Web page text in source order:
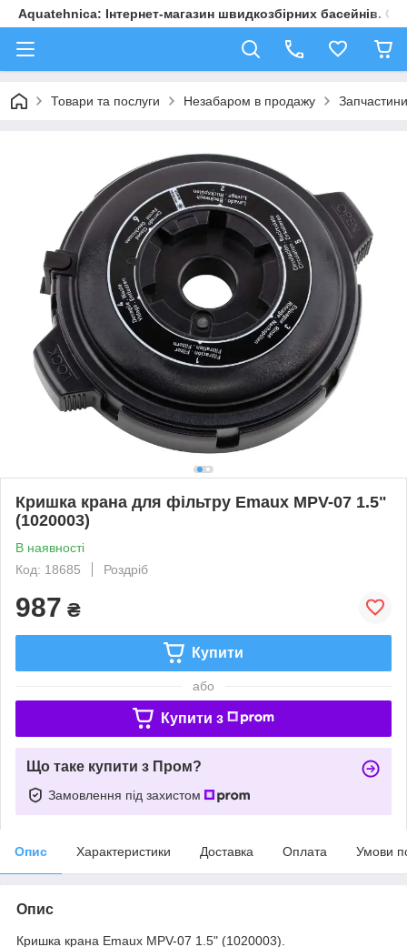
Aquatehnica: Інтернет-магазин швидкозбірних басейнів.
Товари та послуги Незабаром в продажу
Кришка крана для фільтру Emaux MPV-07 1.5"
(1020003)
В наявності
Код: 18685
Роздріб
987 ₴
Купити
або
Купити з
Що таке купити з Пром?
Замовлення під захистом
Опис Характеристики Доставка Оплата Умови
Опис
Кришка крана Emaux MPV-07 1.5" (1020003).